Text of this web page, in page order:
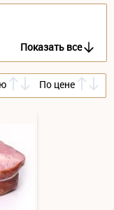
Показать все
По цене